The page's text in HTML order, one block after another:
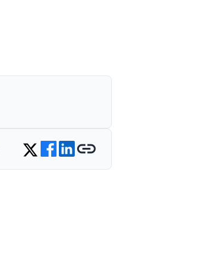
Share on Twitter
Share on Facebook
Share on LinkedIn
Copy link